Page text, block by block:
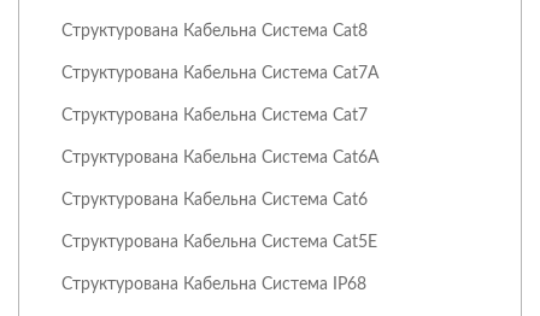
Структурована Кабельна Система Cat8
Структурована Кабельна Система Cat7A
Структурована Кабельна Система Cat7
Структурована Кабельна Система Cat6A
Структурована Кабельна Система Cat6
Структурована Кабельна Система Cat5E
Структурована Кабельна Система IP68